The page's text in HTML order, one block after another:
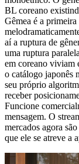
BL coreano
Gêmea é a
aí a ruptura de
uma ruptura
em coreano viviam
o catálogo japonês
seu próprio
receber
Funcione
mensagem. O
mercados agora
que ele se atreve a